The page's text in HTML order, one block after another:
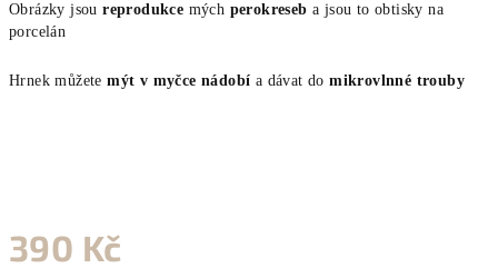
Obrázky jsoureprodukce mých perokreseb a jsou to obtisky na
porcelán
Hrnek můžetemýt v myčce nádobí a dávat domikrovlnné trouby
390 Kč